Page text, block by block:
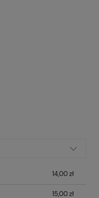
kosztów
14,00 zł
15,00 zł